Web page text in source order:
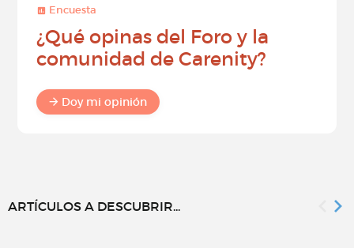
Encuesta
¿Qué opinas del Foro y la
comunidad de Carenity?
Doy mi opinión
ARTÍCULOS A DESCUBRIR...